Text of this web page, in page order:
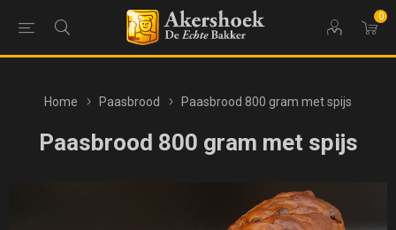
0
Home Paasbrood Paasbrood 800 gram met spijs
Paasbrood 800 gram met spijs